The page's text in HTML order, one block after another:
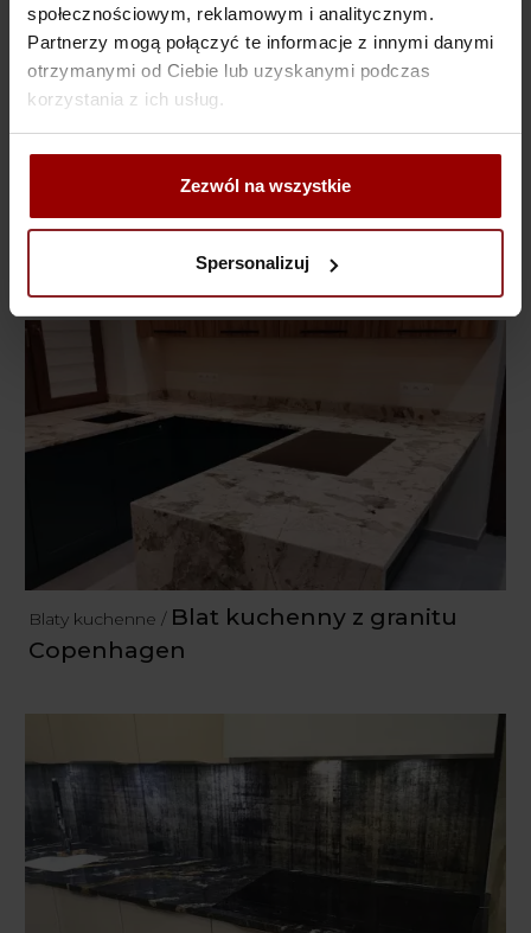
społecznościowym, reklamowym i analitycznym.
Partnerzy mogą połączyć te informacje z innymi danymi
otrzymanymi od Ciebie lub uzyskanymi podczas
korzystania z ich usług.
Zezwól na wszystkie
Spersonalizuj
Blaty kuchenne /KUCHNIA z granitu
Verde Eucaliptus
Blaty kuchenne / Blat kuchenny z granitu
Copenhagen